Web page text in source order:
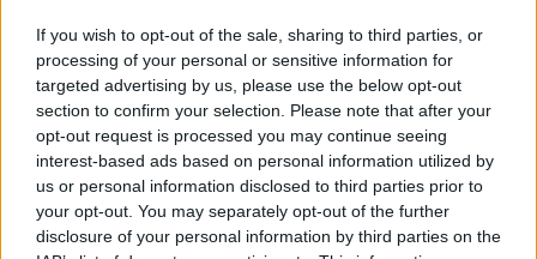
If you wish to opt-out of the sale, sharing to third parties, or
processing of your personal or sensitive information for
targeted advertising by us, please use the below opt-out
section to confirm your selection. Please note that after your
opt-out request is processed you may continue seeing
interest-based ads based on personal information utilized by
us or personal information disclosed to third parties prior to
your opt-out. You may separately opt-out of the further
disclosure of your personal information by third parties on the